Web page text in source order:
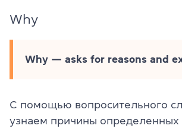
Why
Why — asks for reasons and
С помощью вопросительного
узнаем причины определенных